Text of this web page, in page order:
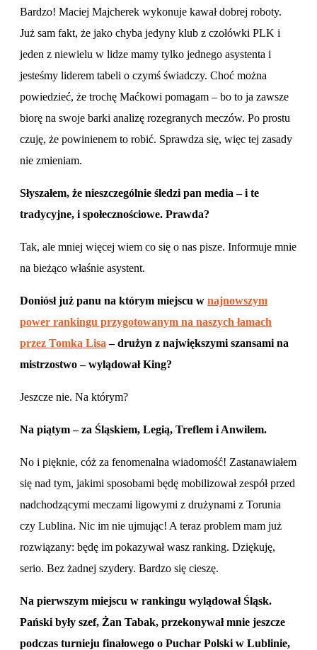
Bardzo! Maciej Majcherek wykonuje kawał dobrej roboty.
Już sam fakt, że jako chyba jedyny klub z czołówki PLK i
jeden z niewielu w lidze mamy tylko jednego asystenta i
jesteśmy liderem tabeli o czymś świadczy. Choć można
powiedzieć, że trochę Maćkowi pomagam – bo to ja zawsze
biorę na swoje barki analizę rozegranych meczów. Po prostu
czuję, że powinienem to robić. Sprawdza się, więc tej zasady
nie zmieniam.
Słyszałem, że nieszczególnie śledzi pan media – i te
tradycyjne, i społecznościowe. Prawda?
Tak, ale mniej więcej wiem co się o nas pisze. Informuje mnie
na bieżąco właśnie asystent.
Doniósł już panu na którym miejscu w najnowszym
power rankingu przygotowanym na naszych łamach
przez Tomka Lisa – drużyn z największymi szansami na
mistrzostwo – wylądował King?
Jeszcze nie. Na którym?
Na piątym – za Śląskiem, Legią, Treflem i Anwilem.
No i pięknie, cóż za fenomenalna wiadomość! Zastanawiałem
się nad tym, jakimi sposobami będę mobilizował zespół przed
nadchodzącymi meczami ligowymi z drużynami z Torunia
czy Lublina. Nic im nie ujmując! A teraz problem mam już
rozwiązany: będę im pokazywał wasz ranking. Dziękuję,
serio. Bez żadnej szydery. Bardzo się cieszę.
Na pierwszym miejscu w rankingu wylądował Śląsk.
Pański były szef, Żan Tabak, przekonywał mnie jeszcze
podczas turnieju finałowego o Puchar Polski w Lublinie,